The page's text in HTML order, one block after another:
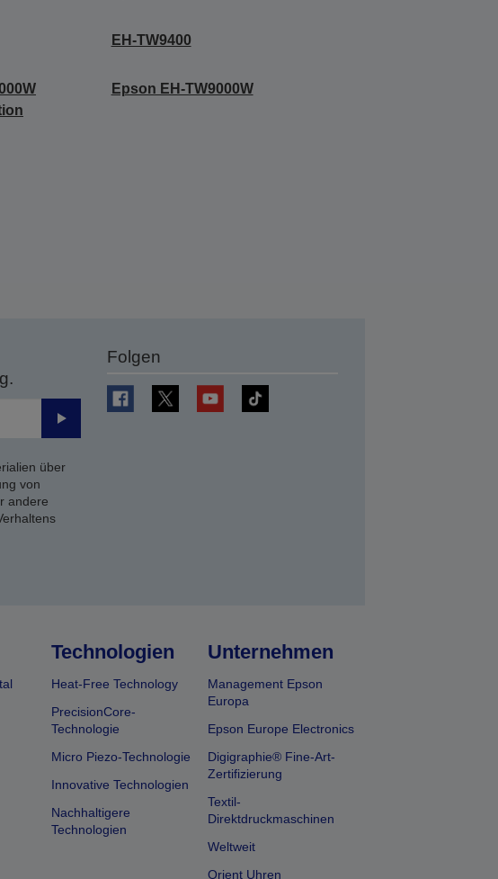
EH-TW9400
Epson EH-TW9000W
Senden
über
von
andere
Folgen
Technologien
Heat-Free Technology
PrecisionCore-
Technologie
Micro Piezo-Technologie
Innovative Technologien
Nachhaltigere
Technologien
Unternehmen
Management Epson
Europa
Epson Europe Electronics
Digigraphie® Fine-Art-
Zertifizierung
Textil-
Direktdruckmaschinen
Weltweit
Orient Uhren